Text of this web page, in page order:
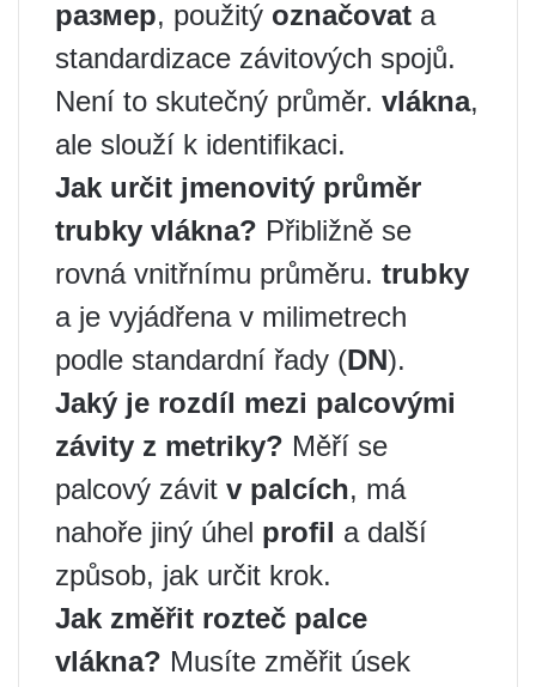
размер, použitý označovat a
standardizace závitových spojů.
Není to skutečný průměr. vlákna,
ale slouží k identifikaci.
Jak určit jmenovitý průměr
trubky vlákna? Přibližně se
rovná vnitřnímu průměru. trubky
a je vyjádřena v milimetrech
podle standardní řady (DN).
Jaký je rozdíl mezi palcovými
závity z metriky? Měří se
palcový závit v palcích, má
nahoře jiný úhel profil a další
způsob, jak určit krok.
Jak změřit rozteč palce
vlákna? Musíte změřit úsek